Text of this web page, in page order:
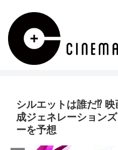
シルエットは誰だ⁉︎
成ジェネレーション
ーを予想